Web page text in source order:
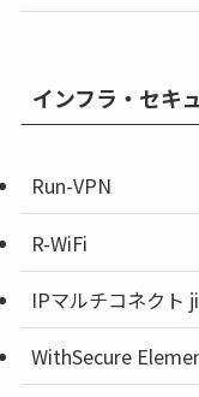
インフラ・セキ
Run-VPN
R-WiFi
IPマルチコネクト
WithSecure